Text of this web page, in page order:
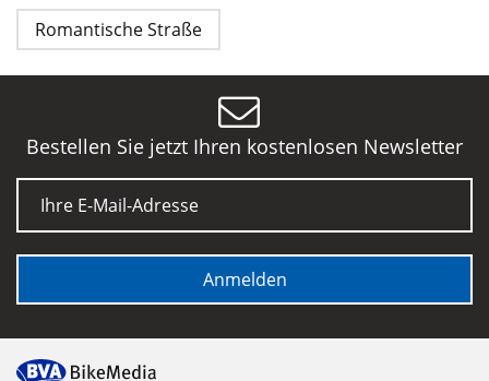
Romantische Straße
Bestellen Sie jetzt Ihren kostenlosen Newsletter
E-Mail
Anmelden